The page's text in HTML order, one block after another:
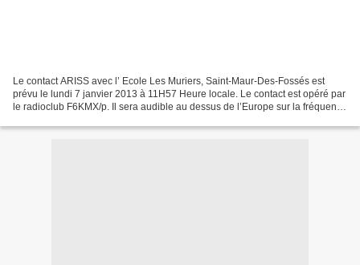
Le contact ARISS avec l’ Ecole Les Muriers, Saint-Maur-Des-Fossés est
prévu le lundi 7 janvier 2013 à 11H57 Heure locale. Le contact est opéré par
le radioclub F6KMX/p. Il sera audible au dessus de l’Europe sur la fréquence